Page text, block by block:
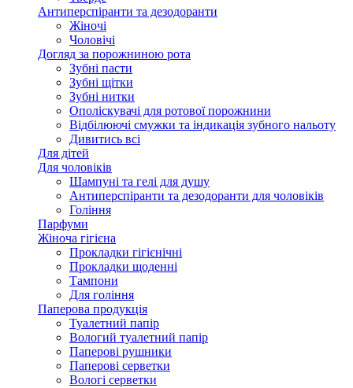
Антиперспіранти та дезодоранти
Жіночі
Чоловічі
Догляд за порожниною рота
Зубні пасти
Зубні щітки
Зубні нитки
Ополіскувачі для ротової порожнини
Відбілюючі смужки та індикація зубного нальоту
Дивитись всі
Для дітей
Для чоловіків
Шампуні та гелі для душу
Антиперспіранти та дезодоранти для чоловіків
Гоління
Парфуми
Жіноча гігієна
Прокладки гігієнічні
Прокладки щоденні
Тампони
Для гоління
Паперова продукція
Туалетний папір
Вологий туалетний папір
Паперові рушники
Паперові серветки
Вологі серветки